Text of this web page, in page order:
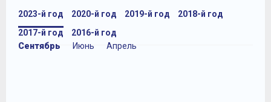
2023-й год
Сентябрь Июнь Апрель
2020-й год 2019-й год
2018-й год
2017-й год
2016-й год